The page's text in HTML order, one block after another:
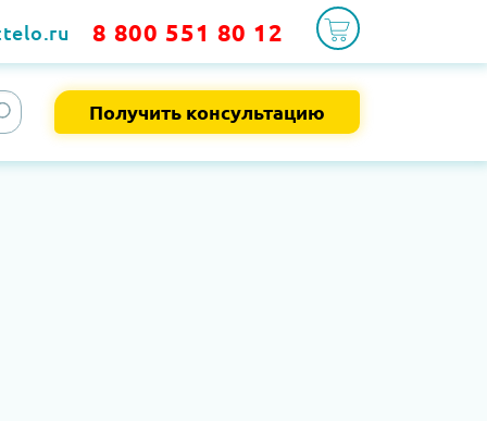
8 800 551 80 12
Получить консультацию